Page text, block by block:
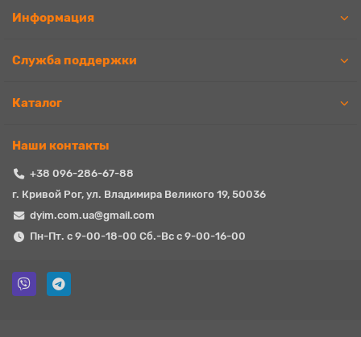
Информация
Служба поддержки
Каталог
Наши контакты
+38 096-286-67-88
г. Кривой Рог, ул. Владимира Великого 19, 50036
dyim.com.ua@gmail.com
Пн-Пт. с 9-00-18-00 Сб.-Вс с 9-00-16-00